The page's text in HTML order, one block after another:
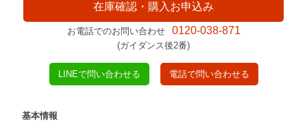
在庫確認・購入お申込み
お電話でのお問い合わせ 0120-038-871
(ガイダンス後2番)
LINEで問い合わせる 電話で問い合わせる
基本情報